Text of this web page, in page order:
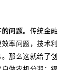
问题。 传统金融
率问题，技术利
那么这就给了创